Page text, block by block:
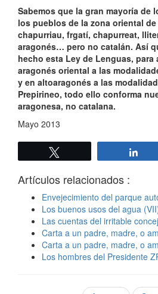
Sabemos que la gran mayoría de
los pueblos de la zona oriental
chapurriau, frgatí, chapurreat,
aragonés… pero no catalán. Así
hecho esta Ley de Lenguas, para
aragonés oriental a las
y en altoaragonés a las
Prepirineo, todo ello conforma
aragonesa, no catalana.
Mayo 2013
Artículos relacionados :
Envejecimiento del parque
Los buenos usos del agua
Las cuentas del irritable
Carta a un padre, madre, o
Carta a un padre, madre, o
Los hombres del Presidente